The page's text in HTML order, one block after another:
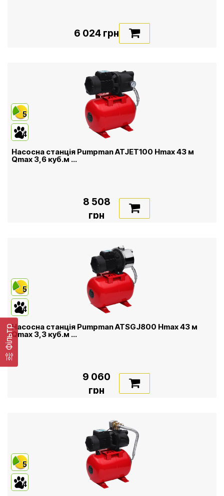
Фільтр
6 024 грн
5
4
Насосна станція Pumpman ATJET100 Нmax 43 м
Qmax 3,6 куб.м ...
8 508
грн
5
4
Насосна станція Pumpman ATSGJ800 Нmax 43 м
Qmax 3,3 куб.м ...
9 060
грн
5
4